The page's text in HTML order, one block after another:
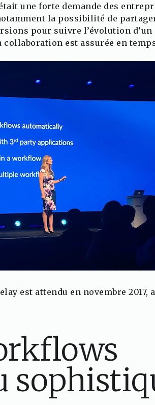
une forte demande des
la possibilité de
pour suivre l’évolution
est assurée en
est attendu en novembre 2017,